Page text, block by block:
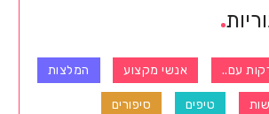
אנשי מקצוע המלצות
טיפים סיפורים